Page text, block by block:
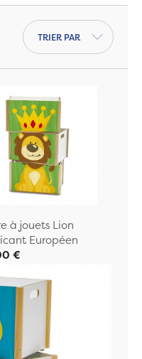
.Le coffre à
dans une
Trier par
à jouets Lion
Européen
€